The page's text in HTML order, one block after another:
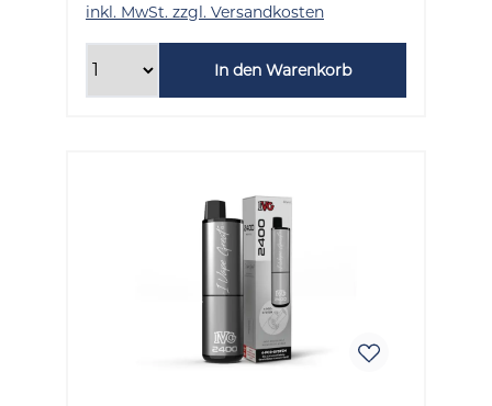
inkl. MwSt. zzgl. Versandkosten
In den Warenkorb